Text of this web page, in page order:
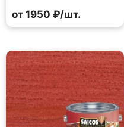
от 1950 ₽/шт.